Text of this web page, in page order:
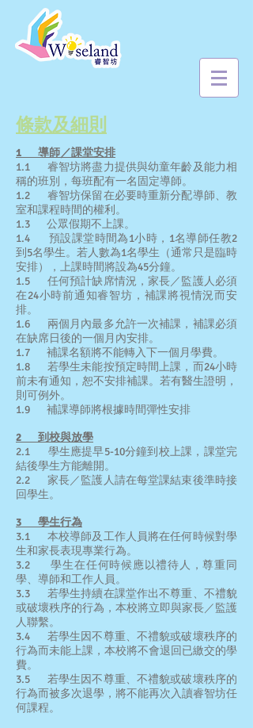
條款及細則
1 導師／課堂安排
1.1 睿智坊將盡力提供與幼童年齡及能力相
稱的班別，每班配有一名固定導師。
1.2 睿智坊保留在必要時重新分配導師、教
室和課程時間的權利。
1.3 公眾假期不上課。
1.4 預設課堂時間為1小時，1名導師任教2
到5名學生。若人數為1名學生（通常只是臨時
安排），上課時間將設為45分鐘。
1.5 任何預計缺席情況，家長／監護人必須
在24小時前通知睿智坊，補課將視情況而安
排。
1.6 兩個月內最多允許一次補課，補課必須
在缺席日後的一個月內安排。
1.7 補課名額將不能轉入下一個月學費。
1.8 若學生未能按預定時間上課，而24小時
前未有通知，恕不安排補課。若有醫生證明，
則可例外。
1.9 補課導師將根據時間彈性安排
2 到校與放學
2.1 學生應提早5-10分鐘到校上課，課堂完
結後學生方能離開。
2.2 家長／監護人請在每堂課結束後準時接
回學生。
3 學生行為
3.1 本校導師及工作人員將在任何時候對學
生和家長表現專業行為。
3.2 學生在任何時候應以禮待人，尊重同
學、導師和工作人員。
3.3 若學生持續在課堂作出不尊重、不禮貌
或破壞秩序的行為，本校將立即與家長／監護
人聯繫。
3.4 若學生因不尊重、不禮貌或破壞秩序的
行為而未能上課，本校將不會退回已繳交的學
費。
3.5 若學生因不尊重、不禮貌或破壞秩序的
行為而被多次退學，將不能再次入讀睿智坊任
何課程。